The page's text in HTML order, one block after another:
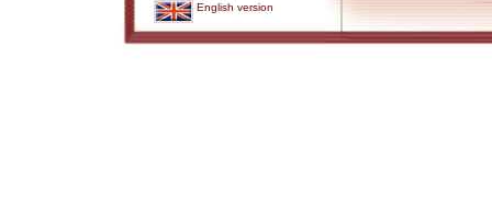
English version